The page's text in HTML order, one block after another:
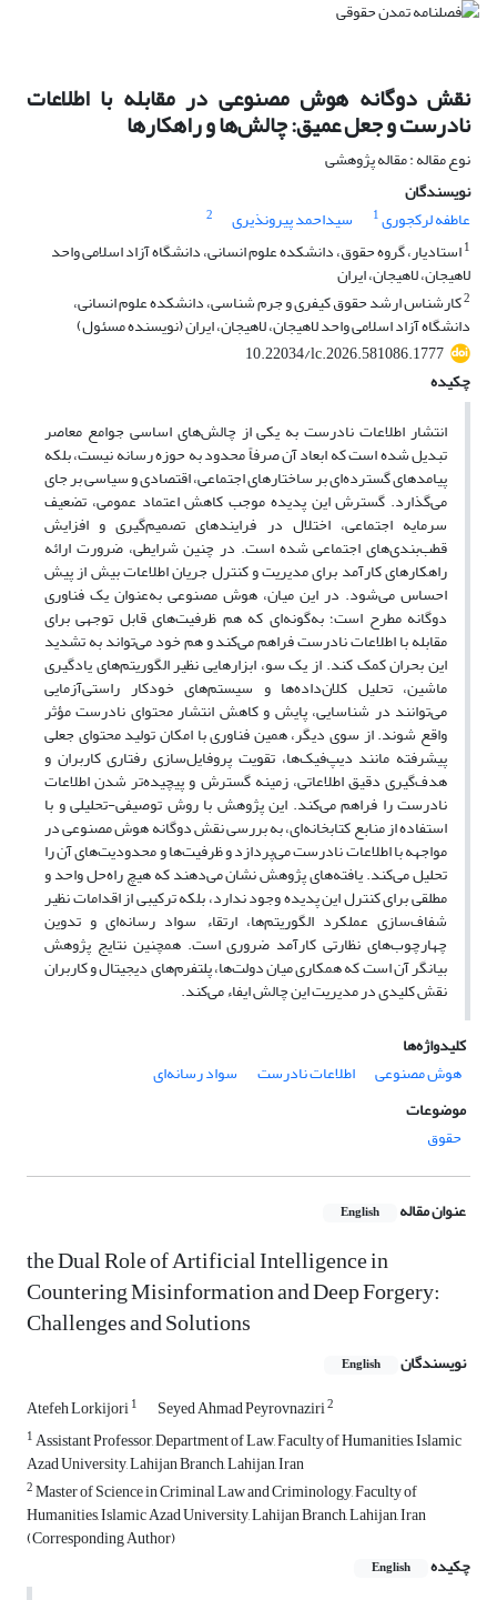
نقش دوگانه هوش مصنوعی در مقابله با اطلاعات
نادرست و جعل عمیق: چالش‌ها و راهکارها
نوع مقاله : مقاله پژوهشی
نویسندگان
عاطفه لرکجوری1 سیداحمد پیرونذیری
2
1استادیار، گروه حقوق، دانشکده علوم انسانی، دانشگاه آزاد اسلامی واحد
لاهیجان، لاهیجان، ایران
2کارشناس ارشد حقوق کیفری و جرم شناسی، دانشکده علوم انسانی،
دانشگاه آزاد اسلامی واحد لاهیجان، لاهیجان، ایران (نویسنده مسئول)
10.22034/lc.2026.581086.1777
چکیده
انتشار اطلاعات نادرست به یکی از چالش‌های اساسی جوامع معاصر
تبدیل شده است که ابعاد آن صرفاً محدود به حوزه رسانه نیست، بلکه
پیامدهای گسترده‌ای بر ساختارهای اجتماعی، اقتصادی و سیاسی بر جای
می‌گذارد. گسترش این پدیده موجب کاهش اعتماد عمومی، تضعیف
سرمایه اجتماعی، اختلال در فرایندهای تصمیم‌گیری و افزایش
قطب‌بندی‌های اجتماعی شده است. در چنین شرایطی، ضرورت ارائه
راهکارهای کارآمد برای مدیریت و کنترل جریان اطلاعات بیش از پیش
احساس می‌شود. در این میان، هوش مصنوعی به‌عنوان یک فناوری
دوگانه مطرح است؛ به‌گونه‌ای که هم ظرفیت‌های قابل توجهی برای
مقابله با اطلاعات نادرست فراهم می‌کند و هم خود می‌تواند به تشدید
این بحران کمک کند. از یک سو، ابزارهایی نظیر الگوریتم‌های یادگیری
ماشین، تحلیل کلان‌داده‌ها و سیستم‌های خودکار راستی‌آزمایی
می‌توانند در شناسایی، پایش و کاهش انتشار محتوای نادرست مؤثر
واقع شوند. از سوی دیگر، همین فناوری با امکان تولید محتوای جعلی
پیشرفته مانند دیپ‌فیک‌ها، تقویت پروفایل‌سازی رفتاری کاربران و
هدف‌گیری دقیق اطلاعاتی، زمینه گسترش و پیچیده‌تر شدن اطلاعات
نادرست را فراهم می‌کند. این پژوهش با روش توصیفی-تحلیلی و با
استفاده از منابع کتابخانه‌ای، به بررسی نقش دوگانه هوش مصنوعی در
مواجهه با اطلاعات نادرست می‌پردازد و ظرفیت‌ها و محدودیت‌های آن را
تحلیل می‌کند. یافته‌های پژوهش نشان می‌دهند که هیچ راه‌حل واحد و
مطلقی برای کنترل این پدیده وجود ندارد، بلکه ترکیبی از اقدامات نظیر
شفاف‌سازی عملکرد الگوریتم‌ها، ارتقاء سواد رسانه‌ای و تدوین
چهارچوب‌های نظارتی کارآمد ضروری است. همچنین نتایج پژوهش
بیانگر آن است که همکاری میان دولت‌ها، پلتفرم‌های دیجیتال و کاربران
نقش کلیدی در مدیریت این چالش ایفاء می‌کند.
کلیدواژه‌ها
هوش مصنوعی
اطلاعات نادرست
سواد رسانه‌ای
موضوعات
حقوق
عنوان مقاله English
the Dual Role of Artificial Intelligence in
Countering Misinformation and Deep Forgery:
Challenges and Solutions
نویسندگان English
Atefeh Lorkijori1 Seyed Ahmad Peyrovnaziri2
1Assistant Professor, Department of Law, Faculty of Humanities, Islamic
Azad University, Lahijan Branch, Lahijan, Iran
2Master of Science in Criminal Law and Criminology, Faculty of
Humanities, Islamic Azad University, Lahijan Branch, Lahijan, Iran
(Corresponding Author)
چکیده
English